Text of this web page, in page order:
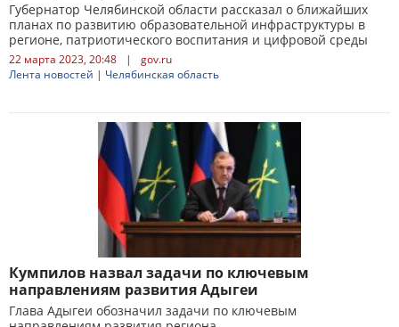
Губернатор Челябинской области рассказал о ближайших
планах по развитию образовательной инфраструктуры в
регионе, патриотического воспитания и цифровой среды
22 марта 2023, 20:48 |
gov.ru
Лента новостей | Челябинская область
Кумпилов назвал задачи по ключевым
направлениям развития Адыгеи
Глава Адыгеи обозначил задачи по ключевым